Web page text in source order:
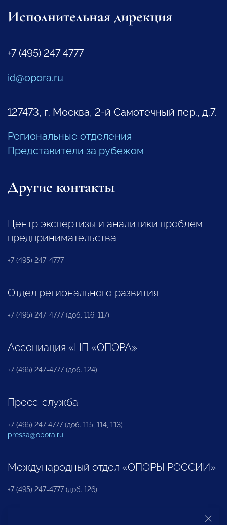
Исполнительная дирекция
+7 (495) 247 4777
id@opora.ru
127473, г. Москва, 2-й Самотечный пер., д.7.
Региональные отделения
Представители за рубежом
Другие контакты
Центр экспертизы и аналитики проблем
предпринимательства
+7 (495) 247-4777
Отдел регионального развития
+7 (495) 247-4777 (доб. 116, 117)
Ассоциация «НП «ОПОРА»
+7 (495) 247-4777 (доб. 124)
Пресс-служба
+7 (495) 247 4777 (доб. 115, 114, 113)
pressa@opora.ru
Международный отдел «ОПОРЫ РОССИИ»
+7 (495) 247-4777 (доб. 126)
Бюро по защите прав предпринимателей и